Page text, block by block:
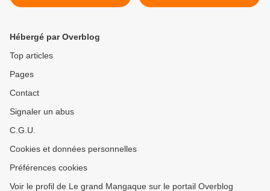
>
Hébergé par Overblog
Top articles
Pages
Contact
Signaler un abus
C.G.U.
Cookies et données personnelles
Préférences cookies
Voir le profil de Le grand Mangaque sur le portail Overblog